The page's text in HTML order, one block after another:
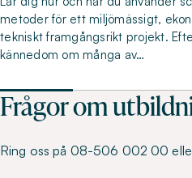
metoder för ett miljömässigt,
tekniskt framgångsrikt projekt.
kännedom om många av…
Frågor om
Ring oss på 08-506 002 00